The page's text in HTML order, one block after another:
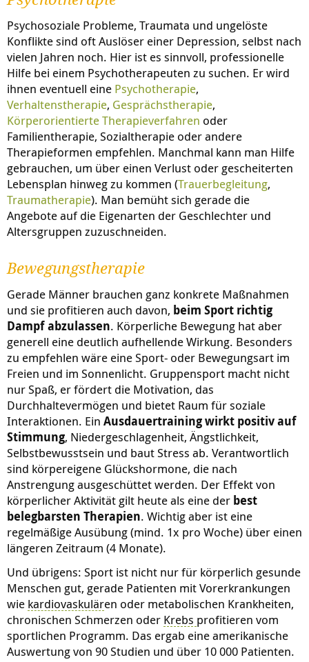
Psychosoziale Probleme, Traumata und ungelöste
Konflikte sind oft Auslöser einer Depression, selbst nach
vielen Jahren noch. Hier ist es sinnvoll, professionelle
Hilfe bei einem Psychotherapeuten zu suchen. Er wird
ihnen eventuell eine Psychotherapie,
Verhaltenstherapie, Gesprächstherapie,
Körperorientierte Therapieverfahren oder
Familientherapie, Sozialtherapie oder andere
Therapieformen empfehlen. Manchmal kann man Hilfe
gebrauchen, um über einen Verlust oder gescheiterten
Lebensplan hinweg zu kommen (Trauerbegleitung,
Traumatherapie). Man bemüht sich gerade die
Angebote auf die Eigenarten der Geschlechter und
Altersgruppen zuzuschneiden.
Bewegungstherapie
Gerade Männer brauchen ganz konkrete Maßnahmen
und sie profitieren auch davon, beim Sport richtig
Dampf abzulassen. Körperliche Bewegung hat aber
generell eine deutlich aufhellende Wirkung. Besonders
zu empfehlen wäre eine Sport- oder Bewegungsart im
Freien und im Sonnenlicht. Gruppensport macht nicht
nur Spaß, er fördert die Motivation, das
Durchhaltevermögen und bietet Raum für soziale
Interaktionen. Ein Ausdauertraining wirkt positiv auf
Stimmung, Niedergeschlagenheit, Ängstlichkeit,
Selbstbewusstsein und baut Stress ab. Verantwortlich
sind körpereigene Glückshormone, die nach
Anstrengung ausgeschüttet werden. Der Effekt von
körperlicher Aktivität gilt heute als eine der best
belegbarsten Therapien. Wichtig aber ist eine
regelmäßige Ausübung (mind. 1x pro Woche) über einen
längeren Zeitraum (4 Monate).
Und übrigens: Sport ist nicht nur für körperlich gesunde
Menschen gut, gerade Patienten mit Vorerkrankungen
wie kardiovaskulären oder metabolischen Krankheiten,
chronischen Schmerzen oder Krebs profitieren vom
sportlichen Programm. Das ergab eine amerikanische
Auswertung von 90 Studien und über 10 000 Patienten.